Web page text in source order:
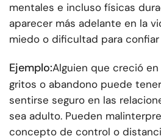
mentales e incluso físicas
aparecer más adelante en la
miedo o dificultad para
Ejemplo:Alguien que creció
gritos o abandono puede
sentirse seguro en las
sea adulto. Pueden
concepto de control o